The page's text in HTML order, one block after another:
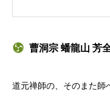
曹洞宗 蟠龍山 芳
道元禅師の、そのまた